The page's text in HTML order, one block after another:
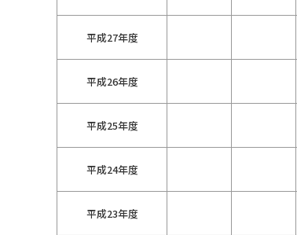
平成27年度
平成26年度
平成25年度
平成24年度
平成23年度